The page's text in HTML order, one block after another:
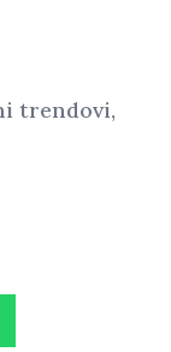
trendovi,